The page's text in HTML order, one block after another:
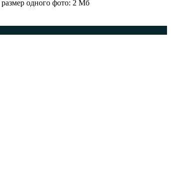
одного фото: 2 Мб